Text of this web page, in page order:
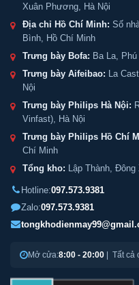
Xuân Phương, Hà Nội
Địa chỉ Hồ Chí Minh: Số
Bình, Hồ Chí Minh
Trưng bày Bofa: Ba La,
Trưng bày Aifeibao: La
Nội
Trưng bày Philips Hà Nội:
Vinfast), Hà Nội
Trưng bày Philips Hồ Chí
Chí Minh
Tổng kho: Lập Thành, Đông
Hotline:097.573.9381
Zalo:097.573.9381
Mở cửa:8:00 - 20:00 | Tất cả